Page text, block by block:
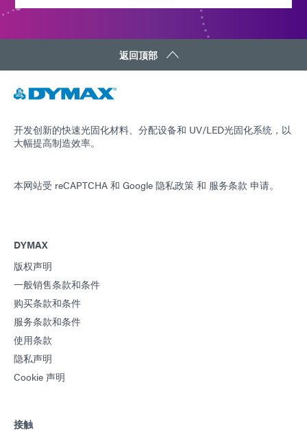
返回顶部
开发创新的快速光固化材料、分配设备和 UV/LED光固化系统，以
大幅提高制造效率。
本网站受 reCAPTCHA 和 Google 隐私政策 和 服务条款 申请。
DYMAX
版权声明
一般销售条款和条件
购买条款和条件
服务条款和条件
使用条款
隐私声明
Cookie 声明
接触